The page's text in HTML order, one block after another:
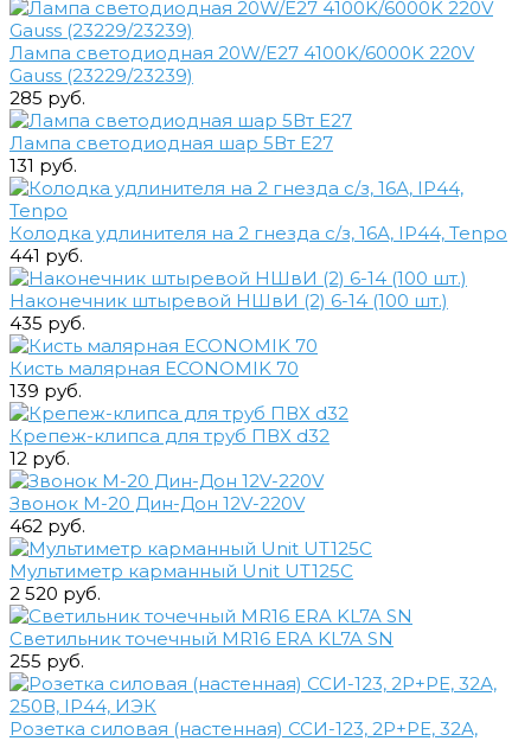
Лампа светодиодная 20W/E27 4100K/6000K 220V
Gauss (23229/23239)
285 руб.
Лампа светодиодная шар 5Вт E27
131 руб.
Колодка удлинителя на 2 гнезда с/з, 16А, IP44, Tenpo
441 руб.
Наконечник штыревой НШвИ (2) 6-14 (100 шт.)
435 руб.
Кисть малярная ECONOMIK 70
139 руб.
Крепеж-клипса для труб ПВХ d32
12 руб.
Звонок М-20 Дин-Дон 12V-220V
462 руб.
Мультиметр карманный Unit UT125C
2 520 руб.
Светильник точечный MR16 ERA KL7A SN
255 руб.
Розетка силовая (настенная) ССИ-123, 2Р+РЕ, 32А,